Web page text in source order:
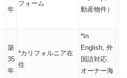
年
フォーム
動産物件）
築
35
年
*カリフォルニア在
住
*In
English, 外
国語対応.
オーナー海